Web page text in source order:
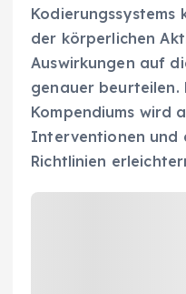
Kodierungssystems
der körperlichen
Auswirkungen auf
genauer beurteilen.
Kompendiums wird
Interventionen und
Richtlinien